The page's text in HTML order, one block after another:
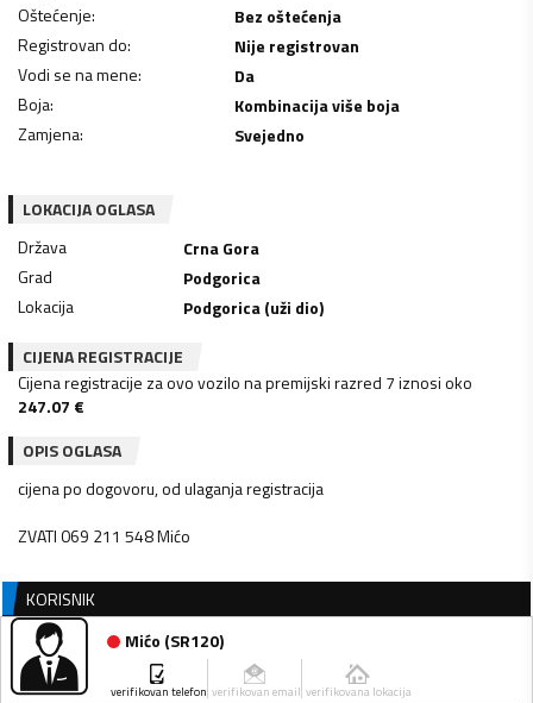
Oštećenje:
Bez oštećenja
Registrovan do:
Nije registrovan
Vodi se na mene:
Da
Boja:
Kombinacija više boja
Zamjena: Svejedno
LOKACIJA OGLASA
Država
Crna Gora
Grad
Podgorica
Lokacija
Podgorica (uži dio)
CIJENA REGISTRACIJE
Cijena registracije za ovo vozilo na premijski razred 7 iznosi oko
247.07 €
OPIS OGLASA
cijena po dogovoru, od ulaganja registracija
ZVATI 069 211 548 Mićo
KORISNIK
Mićo (SR120)
verifikovan telefon verifikovan email verifikovana lokacija